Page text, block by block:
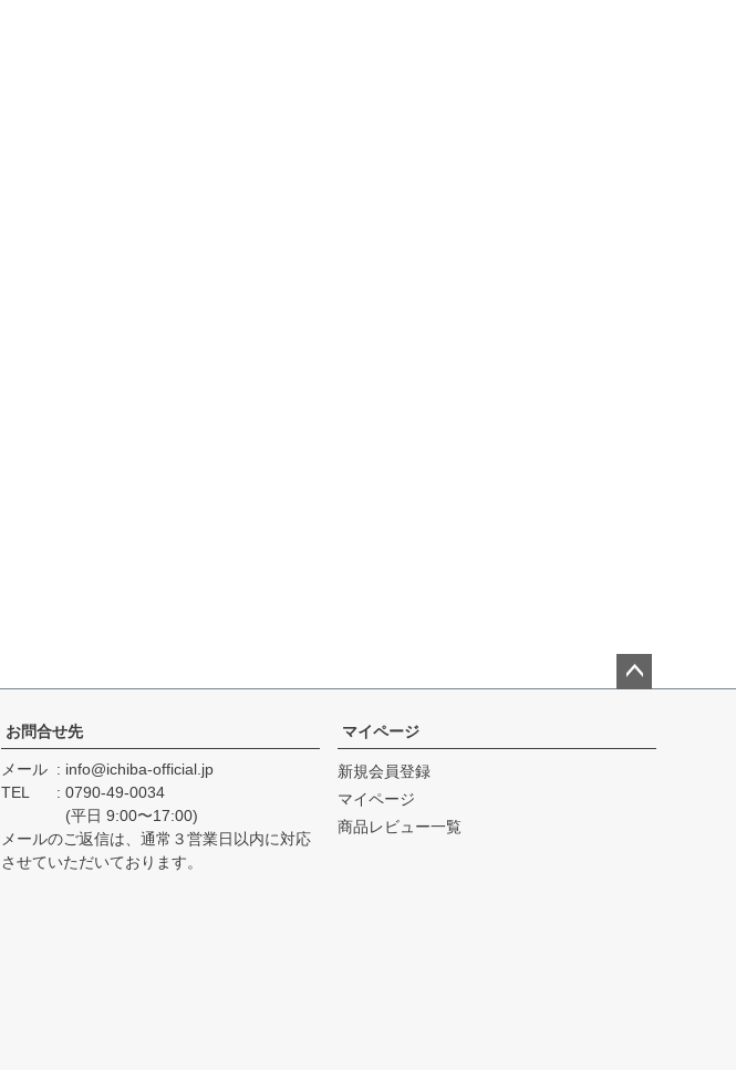
ップ
お問合せ先
メール
info@ichiba-official.jp
TEL
0790-49-0034
(平日 9:00〜17:00)
メールのご返信は、通常３営業日以内に対応
させていただいております。
マイページ
新規会員登録
マイページ
商品レビュー一覧